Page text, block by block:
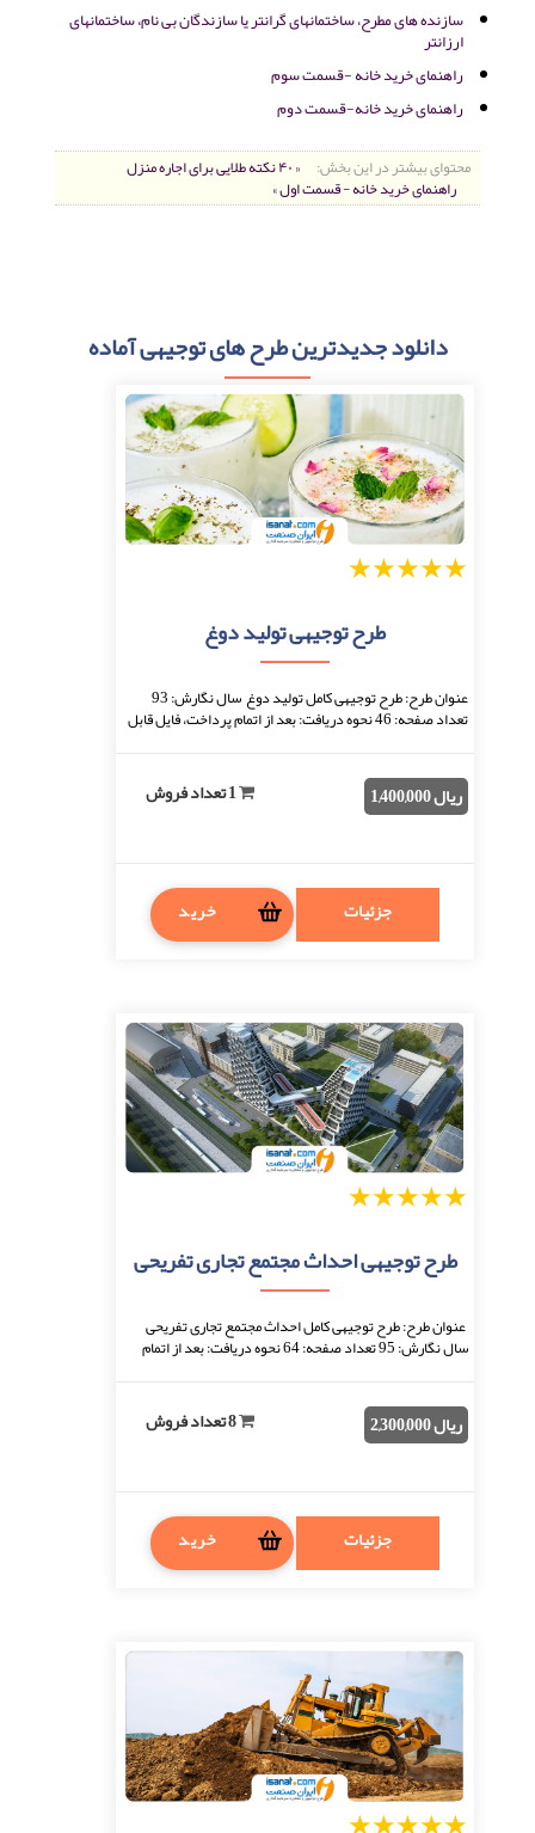
سازنده های مطرح، ساختمانهای گرانتر یا سازندگان بی نام، ساختمانهای
ارزانتر
راهنمای خرید خانه -قسمت سوم
راهنمای خرید خانه-قسمت دوم
محتوای بیشتر در این بخش: « ۴۰ نکته طلایی برای اجاره منزل
راهنمای خرید خانه - قسمت اول »
دانلود جدیدترین طرح های توجیهی آماده
5
4
3
2
طرح توجیهی تولید دوغ
عنوان طرح: طرح توجیهی کامل تولید دوغ سال نگارش: 93
تعداد صفحه: 46 نحوه دریافت: بعد از اتمام پرداخت، فایل قابل
ریال 1,400,000
جزئیات خرید
5
4
3
2
طرح توجیهی احداث مجتمع تجاری تفریحی
عنوان طرح: طرح توجیهی کامل احداث مجتمع تجاری تفریحی
سال نگارش: 95 تعداد صفحه: 64 نحوه دریافت: بعد از اتمام
ریال 2,300,000
جزئیات خرید